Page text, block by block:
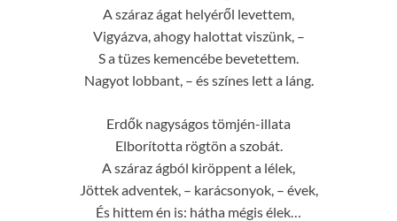
A száraz ágat helyéről levettem,
Vigyázva, ahogy halottat viszünk, –
S a tüzes kemencébe bevetettem.
Nagyot lobbant, – és színes lett a láng.
Erdők nagyságos tömjén-illata
Elborította rögtön a szobát.
A száraz ágból kiröppent a lélek,
Jöttek adventek, – karácsonyok, – évek,
És hittem én is: hátha mégis élek…